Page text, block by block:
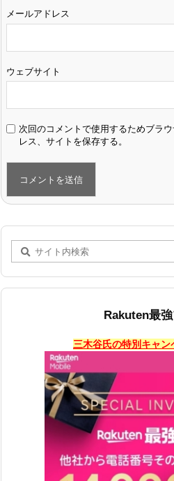
メールアドレス
ウェブサイト
次回のコメントで使用するためブラ
レス、サイトを保存する。
Rakuten最
三木谷氏の特別キャン